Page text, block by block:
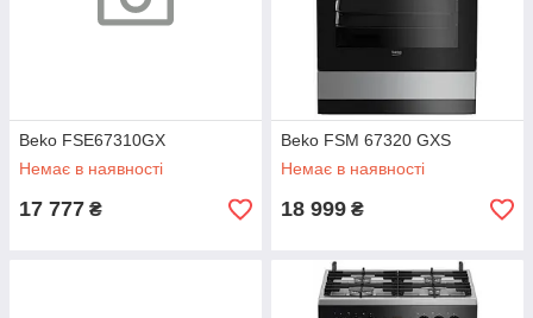
Beko FSE67310GX
Немає в наявності
17 777 ₴
Beko FSM 67320 GXS
Немає в наявності
18 999 ₴